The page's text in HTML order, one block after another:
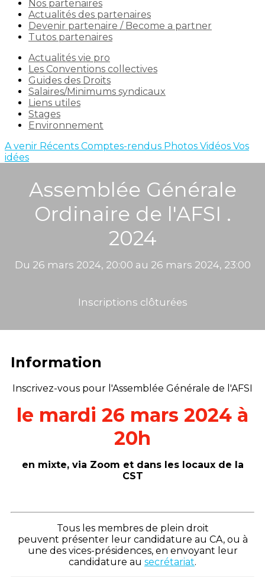
Nos partenaires
Actualités des partenaires
Devenir partenaire / Become a partner
Tutos partenaires
Actualités vie pro
Les Conventions collectives
Guides des Droits
Salaires/Minimums syndicaux
Liens utiles
Stages
Environnement
A venir Récents Comptes-rendus Photos Vidéos Vos
idées
Assemblée Générale
Ordinaire de l'AFSI .
2024
Du 26 mars 2024, 20:00 au 26 mars 2024, 23:00
Inscriptions clôturées
Information
Inscrivez-vous pour l'Assemblée Générale de l'AFSI
le mardi 26 mars 2024 à
20h
en mixte, via Zoom et dans les locaux de la
CST
Tous les membres de plein droit
peuvent présenter leur candidature au CA, ou à
une des vices-présidences, en envoyant leur
candidature au secrétariat.